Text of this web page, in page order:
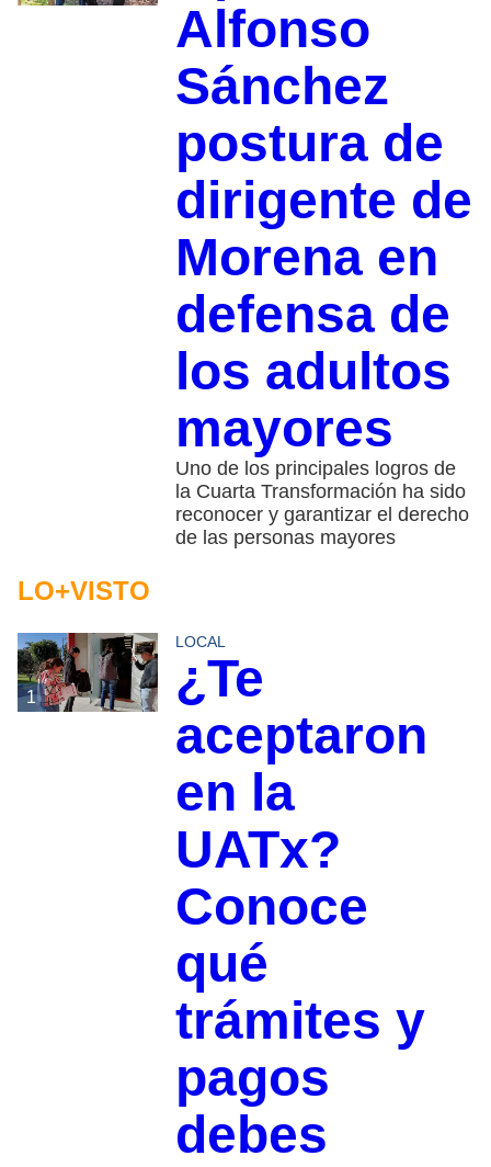
Alfonso
Sánchez
postura de
dirigente de
Morena en
defensa de
los adultos
mayores
Uno de los principales logros de
la Cuarta Transformación ha sido
reconocer y garantizar el derecho
de las personas mayores
LO+VISTO
1
LOCAL
¿Te
aceptaron
en la
UATx?
Conoce
qué
trámites y
pagos
debes